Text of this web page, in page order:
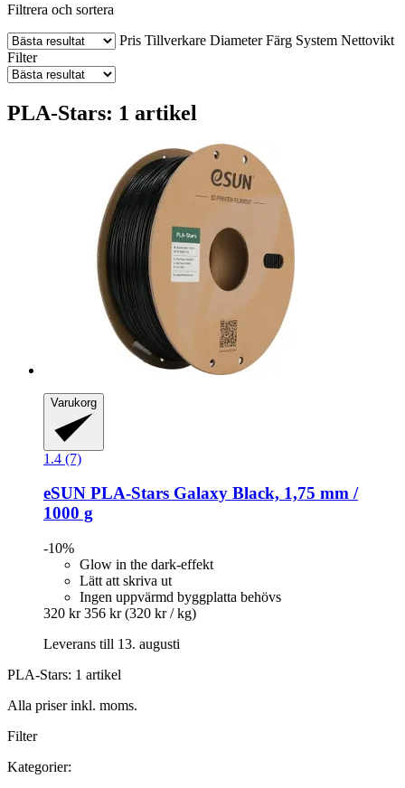
Filtrera och sortera
Pris Tillverkare Diameter Färg System Nettovikt
Filter
PLA-Stars: 1 artikel
Varukorg
1.4 (7)
eSUN PLA-​Stars Galaxy Black, 1,75 mm /
1000 g
-10%
Glow in the dark-effekt
Lätt att skriva ut
Ingen uppvärmd byggplatta behövs
320 kr 356 kr (320 kr / kg)
Leverans till 13. augusti
PLA-Stars: 1 artikel
Alla priser inkl. moms.
Filter
Kategorier: